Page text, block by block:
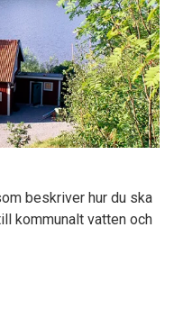
beskriver hur du ska
kommunalt vatten och